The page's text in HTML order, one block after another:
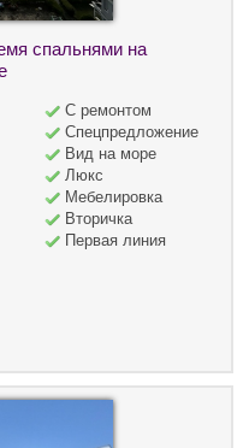
спальнями на
С ремонтом
Спецпредложение
Вид на море
Люкс
Мебелировка
Вторичка
Первая линия